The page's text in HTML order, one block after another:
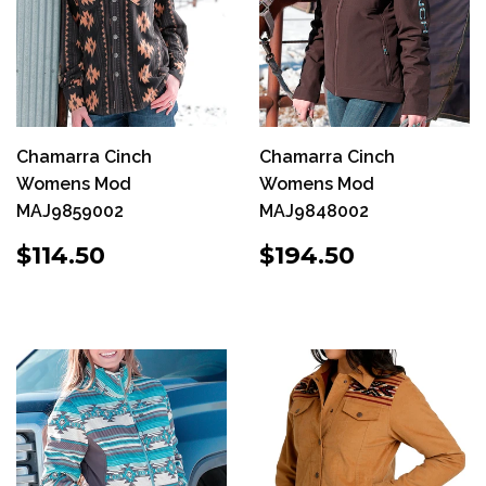
Chamarra Cinch
Womens Mod
MAJ9859002
PRECIO
HABITUAL
$114.50
Chamarra Cinch
Womens Mod
MAJ9848002
PRECIO
HABITUAL
$194.50